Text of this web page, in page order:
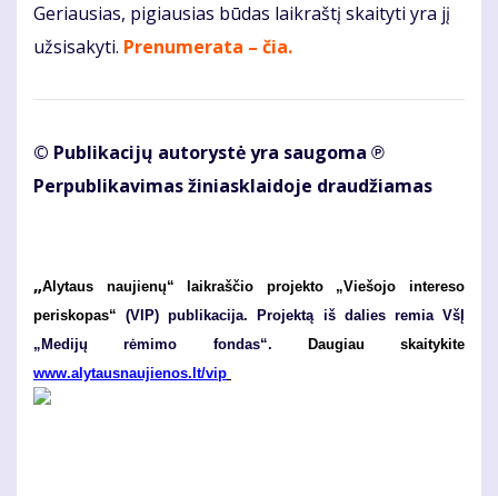
Geriausias, pigiausias būdas laikraštį skaityti yra jį
užsisakyti. Prenumerata – čia.
© Publikacijų autorystė yra saugoma ℗
Perpublikavimas žiniasklaidoje draudžiamas
„Alytaus naujienų“ laikraščio projekto „Viešojo intereso
periskopas“(VIP) publikacija. Projektą iš dalies remia VšĮ
„Medijų rėmimo fondas“.
Daugiau skaitykite
www.alytausnaujienos.lt/vip